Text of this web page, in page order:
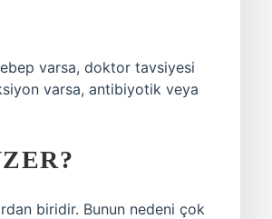
varsa, doktor tavsiyesi
varsa, antibiyotik veya
biridir. Bunun nedeni çok